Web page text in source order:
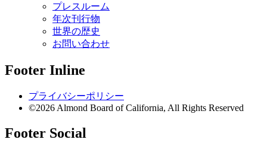
プレスルーム
年次刊行物
世界の歴史
お問い合わせ
Footer Inline
プライバシーポリシー
©2026 Almond Board of California, All Rights Reserved
Footer Social